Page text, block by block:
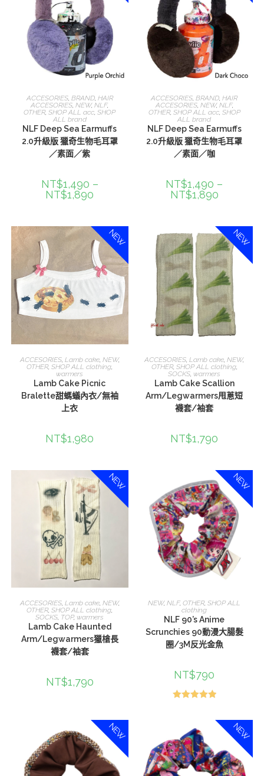
選擇規格
ACCESORIES, BRAND, HAIR
ACCESORIES,NEW,NLF,
OTHER,SHOP ALL acc,SHOP
ALL brand
NLF Deep Sea Earmuffs
2.0升級版 獵奇生物毛耳罩
／素面／紫
NT$1,490 –
NT$1,890
選擇規格
ACCESORIES,BRAND,HAIR
ACCESORIES, NEW, NLF,
OTHER, SHOP ALL acc, SHOP
ALL brand
NLF Deep Sea Earmuffs
2.0升級版 獵奇生物毛耳罩
／素面／咖
NT$1,490 –
NT$1,890
NEW
選擇規格
ACCESORIES, Lamb cake, NEW,
OTHER,SHOP ALL clothing
warmers
Lamb Cake Picnic
Bralette甜螞蟻內衣/無袖
上衣
NT$1,980
NEW
選擇規格
ACCESORIES ,Lamb cake ,NEW,
OTHER, SHOP ALL clothing,
SOCKS ,warmers
Lamb Cake Scallion
Arm/Legwarmers甩蔥短
襪套/袖套
NT$1,790
NEW
選擇規格
ACCESORIES, Lamb cake, NEW,
OTHER,SHOP ALL clothing,
SOCKS, TOP,warmers
Lamb Cake Haunted
Arm/Legwarmers獵槍長
襪套/袖套
NT$1,790
NEW
選擇規格
NEW,NLF,OTHER,SHOP ALL
clothing
NLF 90’s Anime
Scrunchies 90動漫大腸髮
圈/3M反光金魚
NT$790
NEW NEW